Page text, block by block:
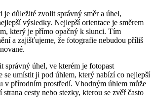
je důležité zvolit správný směr a úhel,
výsledky. Nejlepší orientace je směrem
který je přímo opačný k slunci. Tím
a zajišťujeme, že fotografie nebudou příliš
správný úhel, ve kterém je fotopast
se umístit ji pod úhlem, který nabízí co nejlepší
v přírodním prostředí. Vhodným úhlem může
cesty nebo stezky, kterou se zvěř často